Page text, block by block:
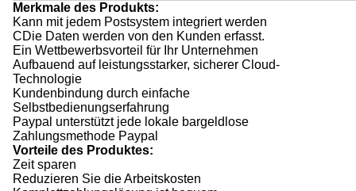
Merkmale des Produkts:
Kann mit jedem Postsystem integriert werden
CDie Daten werden von den Kunden erfasst.
Ein Wettbewerbsvorteil für Ihr Unternehmen
Aufbauend auf leistungsstarker, sicherer Cloud-
Technologie
Kundenbindung durch einfache
Selbstbedienungserfahrung
Paypal unterstützt jede lokale bargeldlose
Zahlungsmethode Paypal
Vorteile des Produktes:
Zeit sparen
Reduzieren Sie die Arbeitskosten